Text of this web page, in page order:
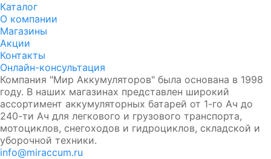
Каталог
О компании
Магазины
Акции
Контакты
Онлайн-консультация
Компания "Мир Аккумуляторов" была основана в 1998
году. В наших магазинах представлен широкий
ассортимент аккумуляторных батарей от 1-го Ач до
240-ти Ач для легкового и грузового транспорта,
мотоциклов, снегоходов и гидроциклов, складской и
уборочной техники.
info@miraccum.ru